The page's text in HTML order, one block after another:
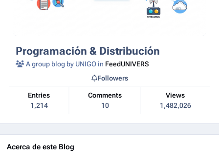
Programación & Distribución
A group blog by UNIGO in FeedUNIVERS
Entries
1,214
Comments
10
Views
1,482,026
Followers
Acerca de este Blog